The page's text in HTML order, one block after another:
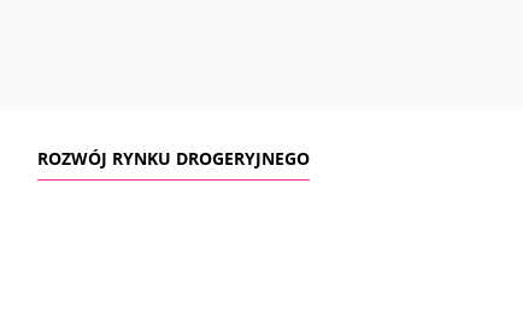
ROZWÓJ RYNKU DROGERYJNEGO